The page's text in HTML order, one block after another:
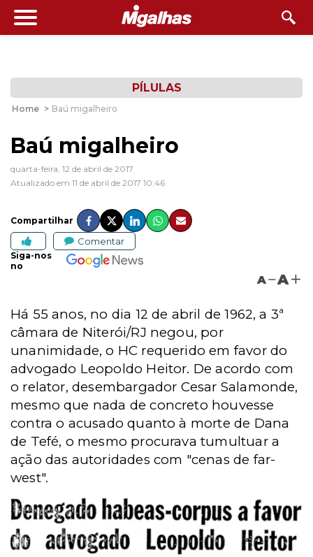
PÍLULAS
Home > Baú migalheiro
Baú migalheiro
quarta-feira, 12 de abril de 2017
Atualizado em 11 de abril de 2017 10:46
Compartilhar
Comentar
Siga-nos
no
A A
Há 55 anos, no dia 12 de abril de 1962, a 3ª
câmara de Niterói/RJ negou, por
unanimidade, o HC requerido em favor do
advogado Leopoldo Heitor. De acordo com
o relator, desembargador Cesar Salamonde,
mesmo que nada de concreto houvesse
contra o acusado quanto à morte de Dana
de Tefé, o mesmo procurava tumultuar a
ação das autoridades com "cenas de far-
west".